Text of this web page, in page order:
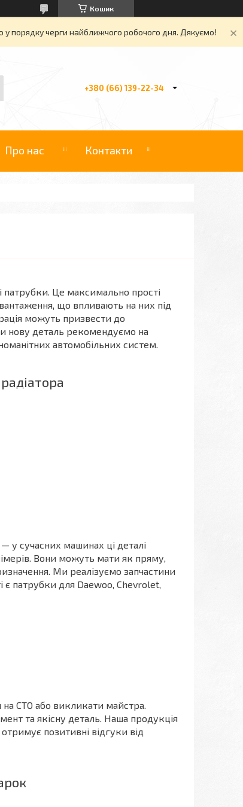
Кошик
порядку черги найближчого робочого дня. Дякуємо!
+380 (66) 139-22-34
Про нас Контакти
патрубки. Це максимально прості
що впливають на них під
можуть призвести до
нову деталь рекомендуємо на
автомобільних систем.
у сучасних машинах ці деталі
Вони можуть мати як пряму,
Ми реалізуємо запчастини
є патрубки для Daewoo, Chevrolet,
на СТО або викликати майстра.
та якісну деталь. Наша продукція
позитивні відгуки від